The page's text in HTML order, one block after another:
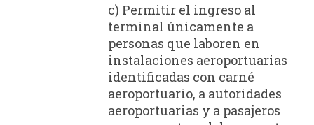
c) Permitir el ingreso al
terminal únicamente a
personas que laboren en
instalaciones aeroportuarias
identificadas con carné
aeroportuario, a autoridades
aeroportuarias y a pasajeros